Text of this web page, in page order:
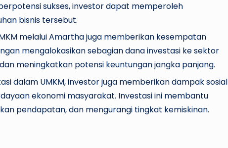
sukses, investor dapat memperoleh
bisnis tersebut.
melalui Amartha juga memberikan kesempatan
mengalokasikan sebagian dana investasi ke sektor
meningkatkan potensi keuntungan jangka panjang.
dalam UMKM, investor juga memberikan dampak sosial
ekonomi masyarakat. Investasi ini membantu
pendapatan, dan mengurangi tingkat kemiskinan.